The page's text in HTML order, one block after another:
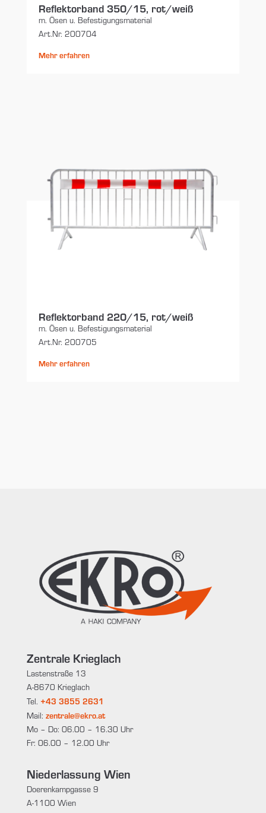
Reflektorband 350/15, rot/weiß
m. Ösen u. Befestigungsmaterial
Art.Nr. 200704
Mehr erfahren
Reflektorband 220/15, rot/weiß
m. Ösen u. Befestigungsmaterial
Art.Nr. 200705
Mehr erfahren
Zentrale Krieglach
Lastenstraße 13
A-8670 Krieglach
Tel. +43 3855 2631
Mail: zentrale@ekro.at
Mo – Do: 06.00 – 16.30 Uhr
Fr: 06.00 – 12.00 Uhr
Niederlassung Wien
Doerenkampgasse 9
A-1100 Wien